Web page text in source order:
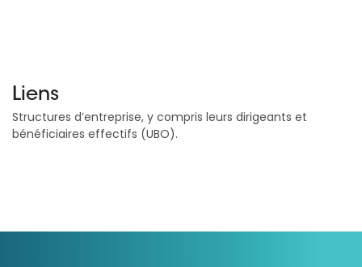
Liens
Structures d’entreprise, y compris leurs dirigeants et
bénéficiaires effectifs (UBO).